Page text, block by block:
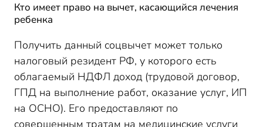
Итоги
Кто имеет право на вычет, касающийся лечения
ребенка
Получить данный соцвычет может только
налоговый резидент РФ, у которого есть
облагаемый НДФЛ доход (трудовой договор,
ГПД на выполнение работ, оказание услуг, ИП
на ОСНО). Его предоставляют по
совершенным тратам на медицинские услуги